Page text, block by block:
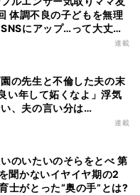
体調不良の子どもを無理
にアップ…って大丈
連載
園の先生と不倫した夫の末
い年して妬くなよ」浮気
、夫の言い分は…
連載
いのいたいのそらをとべ 第
聞かないイヤイヤ期の2
士がとった“奥の手”とは?